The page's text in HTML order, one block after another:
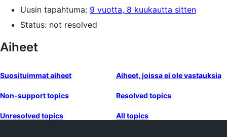
Uusin tapahtuma: 9 vuotta, 8 kuukautta sitten
Status: not resolved
Aiheet
Suosituimmat aiheet Aiheet, joissa ei ole vastauksia
Non-support topics Resolved topics
Unresolved topics All topics